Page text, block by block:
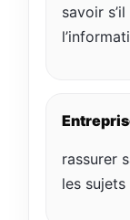
savoir
rassurer
les sujets